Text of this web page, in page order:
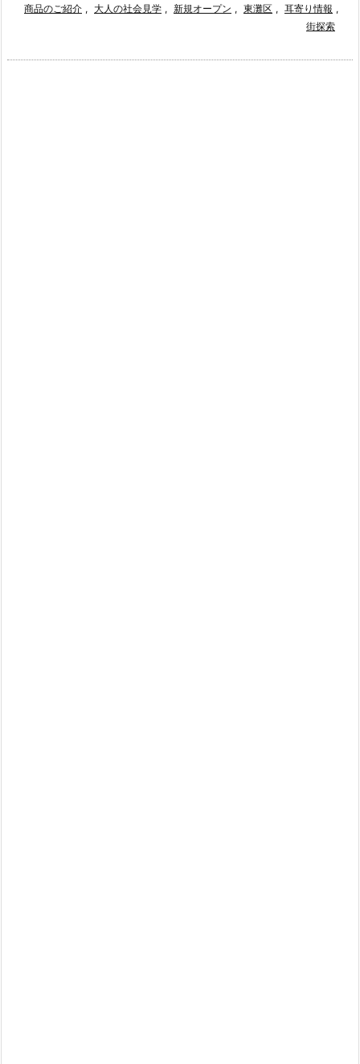
商品のご紹介 , 大人の社会見学 , 新規オープン , 東灘区 , 耳寄り情報 ,
街探索